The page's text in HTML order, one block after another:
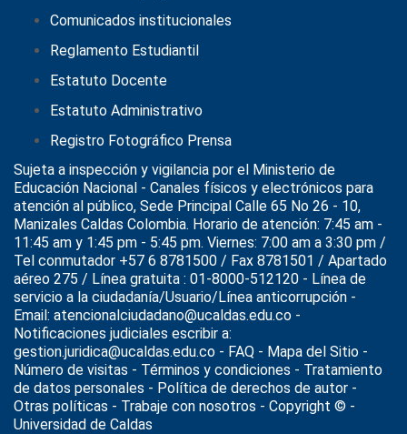
Comunicados institucionales
Reglamento Estudiantil
Estatuto Docente
Estatuto Administrativo
Registro Fotográfico Prensa
Sujeta a inspección y vigilancia por el Ministerio de
Educación Nacional - Canales físicos y electrónicos para
atención al público, Sede Principal Calle 65 No 26 - 10,
Manizales Caldas Colombia. Horario de atención: 7:45 am -
11:45 am y 1:45 pm - 5:45 pm. Viernes: 7:00 am a 3:30 pm /
Tel conmutador +57 6 8781500 / Fax 8781501 / Apartado
aéreo 275 / Línea gratuita : 01-8000-512120 - Línea de
servicio a la ciudadanía/Usuario/Línea anticorrupción -
Email: atencionalciudadano@ucaldas.edu.co -
Notificaciones judiciales escribir a:
gestion.juridica@ucaldas.edu.co - FAQ - Mapa del Sitio -
Número de visitas - Términos y condiciones - Tratamiento
de datos personales - Política de derechos de autor -
Otras políticas - Trabaje con nosotros - Copyright © -
Universidad de Caldas